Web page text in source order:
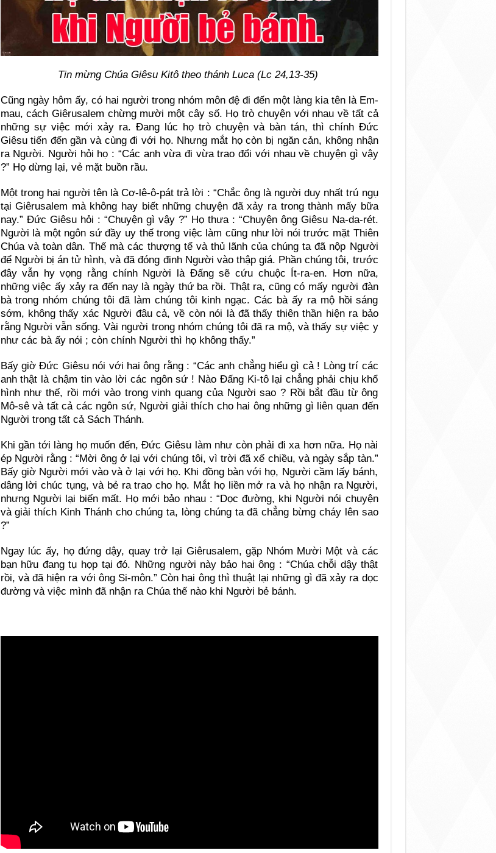
Tin mừng Chúa Giêsu Kitô theo thánh Luca (Lc 24,13-35)
Cũng ngày hôm ấy, có hai người trong nhóm môn đệ đi đến một làng kia tên là Em-
mau, cách Giêrusalem chừng mười một cây số. Họ trò chuyện với nhau về tất cả
những sự việc mới xảy ra. Đang lúc họ trò chuyện và bàn tán, thì chính Đức
Giêsu tiến đến gần và cùng đi với họ. Nhưng mắt họ còn bị ngăn cản, không nhận
ra Người. Người hỏi họ : “Các anh vừa đi vừa trao đổi với nhau về chuyện gì vậy
?” Họ dừng lại, vẻ mặt buồn rầu.
Một trong hai người tên là Cơ-lê-ô-pát trả lời : “Chắc ông là người duy nhất trú ngụ
tại Giêrusalem mà không hay biết những chuyện đã xảy ra trong thành mấy bữa
nay.” Đức Giêsu hỏi : “Chuyện gì vậy ?” Họ thưa : “Chuyện ông Giêsu Na-da-rét.
Người là một ngôn sứ đầy uy thế trong việc làm cũng như lời nói trước mặt Thiên
Chúa và toàn dân. Thế mà các thượng tế và thủ lãnh của chúng ta đã nộp Người
để Người bị án tử hình, và đã đóng đinh Người vào thập giá. Phần chúng tôi, trước
đây vẫn hy vọng rằng chính Người là Đấng sẽ cứu chuộc Ít-ra-en. Hơn nữa,
những việc ấy xảy ra đến nay là ngày thứ ba rồi. Thật ra, cũng có mấy người đàn
bà trong nhóm chúng tôi đã làm chúng tôi kinh ngạc. Các bà ấy ra mộ hồi sáng
sớm, không thấy xác Người đâu cả, về còn nói là đã thấy thiên thần hiện ra bảo
rằng Người vẫn sống. Vài người trong nhóm chúng tôi đã ra mộ, và thấy sự việc y
như các bà ấy nói ; còn chính Người thì họ không thấy.”
Bấy giờ Đức Giêsu nói với hai ông rằng : “Các anh chẳng hiểu gì cả ! Lòng trí các
anh thật là chậm tin vào lời các ngôn sứ ! Nào Đấng Ki-tô lại chẳng phải chịu khổ
hình như thế, rồi mới vào trong vinh quang của Người sao ? Rồi bắt đầu từ ông
Mô-sê và tất cả các ngôn sứ, Người giải thích cho hai ông những gì liên quan đến
Người trong tất cả Sách Thánh.
Khi gần tới làng họ muốn đến, Đức Giêsu làm như còn phải đi xa hơn nữa. Họ nài
ép Người rằng : “Mời ông ở lại với chúng tôi, vì trời đã xế chiều, và ngày sắp tàn.”
Bấy giờ Người mới vào và ở lại với họ. Khi đồng bàn với họ, Người cầm lấy bánh,
dâng lời chúc tụng, và bẻ ra trao cho họ. Mắt họ liền mở ra và họ nhận ra Người,
nhưng Người lại biến mất. Họ mới bảo nhau : “Dọc đường, khi Người nói chuyện
và giải thích Kinh Thánh cho chúng ta, lòng chúng ta đã chẳng bừng cháy lên sao
?”
Ngay lúc ấy, họ đứng dậy, quay trở lại Giêrusalem, gặp Nhóm Mười Một và các
bạn hữu đang tụ họp tại đó. Những người này bảo hai ông : “Chúa chỗi dậy thật
rồi, và đã hiện ra với ông Si-môn.” Còn hai ông thì thuật lại những gì đã xảy ra dọc
đường và việc mình đã nhận ra Chúa thế nào khi Người bẻ bánh.